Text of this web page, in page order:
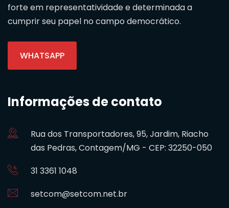
forte em representatividade e determinada a
cumprir seu papel no campo democrático.
WHATSAPP
Informações de contato
Rua dos Transportadores, 95, Jardim, Riacho
das Pedras, Contagem/MG - CEP: 32250-050
31 3361 1048
setcom@setcom.net.br